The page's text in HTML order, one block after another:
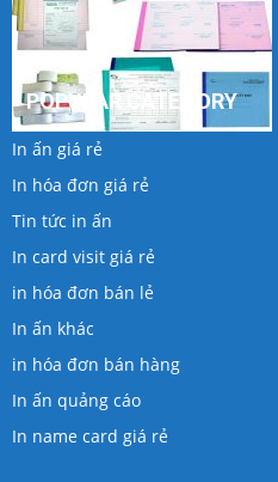
POPULAR CATEGORY
In ấn giá rẻ
In hóa đơn giá rẻ
Tin tức in ấn
In card visit giá rẻ
in hóa đơn bán lẻ
In ấn khác
in hóa đơn bán hàng
In ấn quảng cáo
In name card giá rẻ